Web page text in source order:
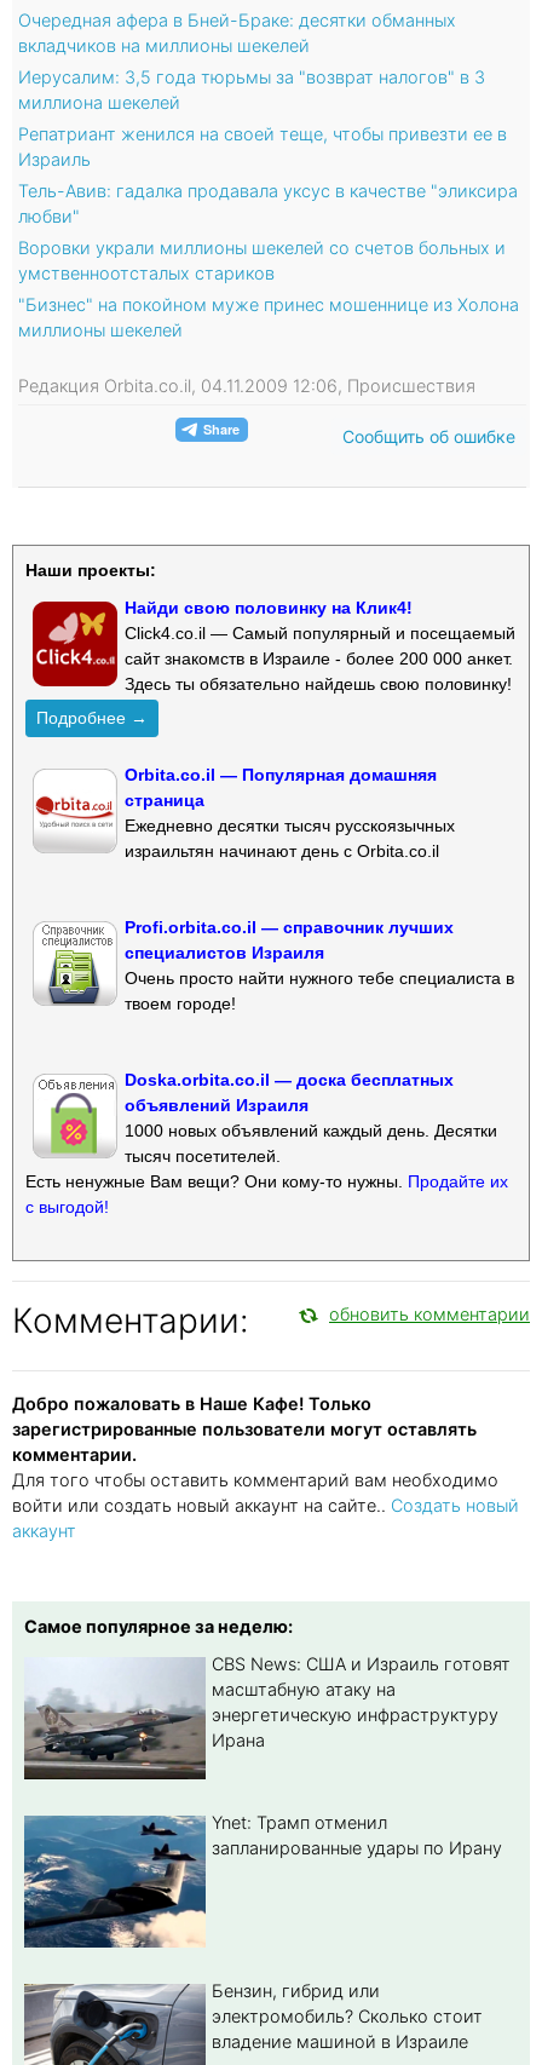
Очередная афера в Бней-Браке: десятки обманных
вкладчиков на миллионы шекелей
Иерусалим: 3,5 года тюрьмы за "возврат налогов" в 3
миллиона шекелей
Репатриант женился на своей теще, чтобы привезти ее в
Израиль
Тель-Авив: гадалка продавала уксус в качестве "эликсира
любви"
Воровки украли миллионы шекелей со счетов больных и
умственноотсталых стариков
"Бизнес" на покойном муже принес мошеннице из Холона
миллионы шекелей
Редакция Orbita.co.il, 04.11.2009 12:06, Происшествия
Сообщить об ошибке
Наши проекты:
Найди свою половинку на Клик4!
Click4.co.il — Самый популярный и посещаемый
сайт знакомств в Израиле - более 200 000 анкет.
Здесь ты обязательно найдешь свою половинку!
Подробнее →
Orbita.co.il — Популярная домашняя
страница
Ежедневно десятки тысяч русскоязычных
израильтян начинают день с Orbita.co.il
Profi.orbita.co.il — справочник лучших
специалистов Израиля
Очень просто найти нужного тебе специалиста в
твоем городе!
Doska.orbita.co.il — доска бесплатных
объявлений Израиля
1000 новых объявлений каждый день. Десятки
тысяч посетителей.
Есть ненужные Вам вещи? Они кому-то нужны. Продайте их
с выгодой!
Комментарии: обновить комментарии
Добро пожаловать в Наше Кафе! Только
зарегистрированные пользователи могут оставлять
комментарии.
Для того чтобы оставить комментарий вам необходимо
войти или создать новый аккаунт на сайте.. Создать новый
аккаунт
Самое популярное за неделю:
CBS News: США и Израиль готовят
масштабную атаку на
энергетическую инфраструктуру
Ирана
Ynet: Трамп отменил
запланированные удары по Ирану
Бензин, гибрид или
электромобиль? Cколько стоит
владение машиной в Израиле